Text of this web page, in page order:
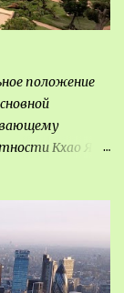
положение
Кхао Яй.
заведение.